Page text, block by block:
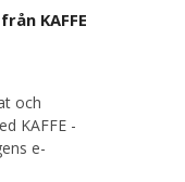
KAFFE
och
KAFFE -
e-